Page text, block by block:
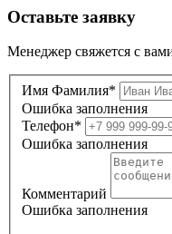
Оставьте заявку
Менеджер свяжется с
Имя Фамилия*
Ошибка заполнения
Телефон*
Ошибка заполнения
Комментарий
Ошибка заполнения